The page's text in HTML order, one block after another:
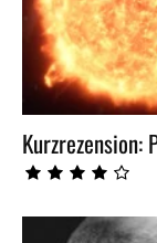
Kurzrezension: